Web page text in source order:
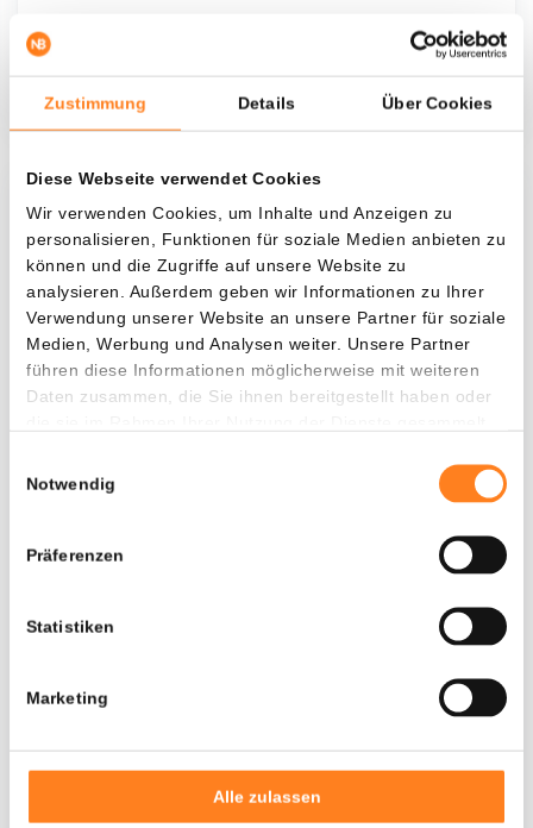
Zustimmung Details Über Cookies
Diese Webseite verwendet Cookies
Wir verwenden Cookies, um Inhalte und Anzeigen zu
personalisieren, Funktionen für soziale Medien anbieten zu
können und die Zugriffe auf unsere Website zu
analysieren. Außerdem geben wir Informationen zu Ihrer
Verwendung unserer Website an unsere Partner für soziale
Medien, Werbung und Analysen weiter. Unsere Partner
führen diese Informationen möglicherweise mit weiteren
Daten zusammen, die Sie ihnen bereitgestellt haben oder
Notwendig
Präferenzen
Statistiken
Marketing
Alle zulassen
Was, wenn ich...?
Zie hoeveel waarde je vandaag zou hebben als
je dollar-cost averaging had toegepast op
verschillende cryptocurrencies.
Hätte investiert In
$
+ 705,29%
5,60%